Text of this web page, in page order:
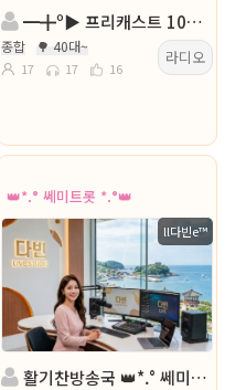
━╋º▶ 프리캐스트 100일잔치 ◀º╋━
종합 🌳 40대~
17 17 16
라디오
👑*.° 쎄미트롯 *.°👑
ll다빈e™
활기찬방송국 👑*.° 쎄미트롯 *.°👑 ll다빈e 👑 담: 꽃구름